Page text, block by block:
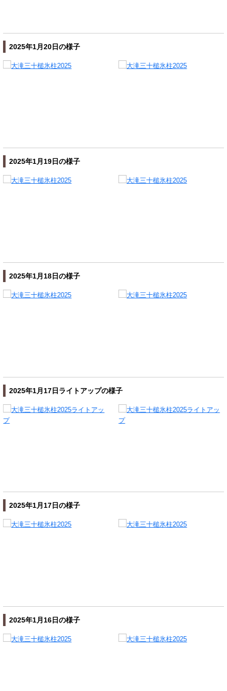
2025年1月20日の様子
2025年1月19日の様子
2025年1月18日の様子
2025年1月17日ライトアップの様子
2025年1月17日の様子
2025年1月16日の様子